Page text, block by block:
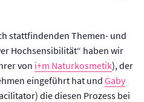
stattfindenden Themen- und
Hochsensibilität“ haben wir
von i+m Naturkosmetik), der
eingeführt hat und Gaby
die diesen Prozess bei